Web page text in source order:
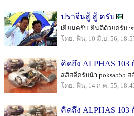
ปราจีนสู้ สู้ ครับ
เยี่ยมครับ. ยินดีด้วยครับ
โดย: ฟิน, 10 มิ.ย. 56,
คิดถึง ALPHAS
สสัสดีครับน้า poksa555
โดย: ฟิน, 14 ก.ค. 55,
คิดถึง ALPHAS